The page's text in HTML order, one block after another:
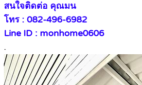
สนใจติดต่อ คุณมน
โทร : 082-496-6982
Line ID : monhome0606
.